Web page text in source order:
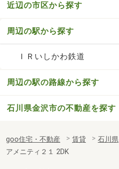
近辺の市区から探す
周辺の駅から探す
ＩＲいしかわ鉄道
周辺の駅の路線から探す
石川県金沢市の不動産を探す
goo住宅・不動産 賃貸 石川県
アメニティ２１ 2DK